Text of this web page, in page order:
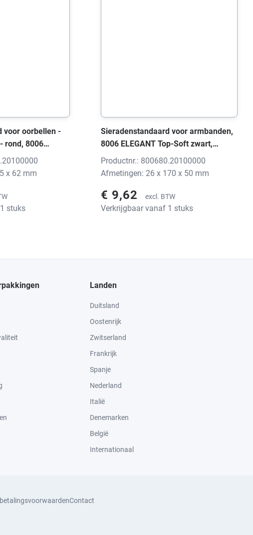
voor oorbellen -
rond, 8006
48x35x62
x 62 mm
stuks
Sieradenstandaard voor armbanden,
8006 ELEGANT Top-Soft zwart,
26x170x50 mm, zonder print
Productnr.: 800680.20100000
Afmetingen: 26 x 170 x 50 mm
€ 9,62 excl. BTW
Verkrijgbaar vanaf 1 stuks
Landen
Duitsland
Oostenrijk
Zwitserland
Frankrijk
Spanje
Nederland
Italië
Denemarken
België
Internationaal
Contact